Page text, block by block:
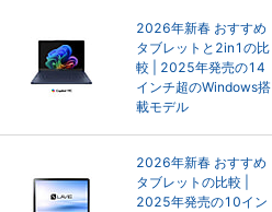
2026年新春 おすすめ
タブレットと2in1の比
較 | 2025年発売の14
インチ超のWindows搭
載モデル
2026年新春 おすすめ
タブレットの比較 |
2025年発売の10イン